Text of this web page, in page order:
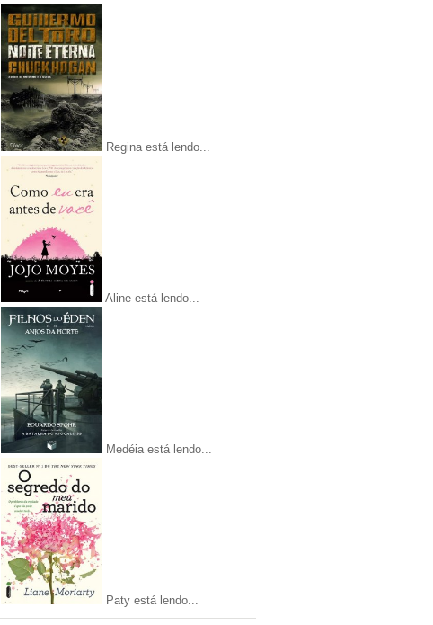
Regina está lendo...
Aline está lendo...
Medéia está lendo...
Paty está lendo...